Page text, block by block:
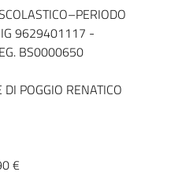
9629401117 -
BS0000650
DI POGGIO RENATICO
€